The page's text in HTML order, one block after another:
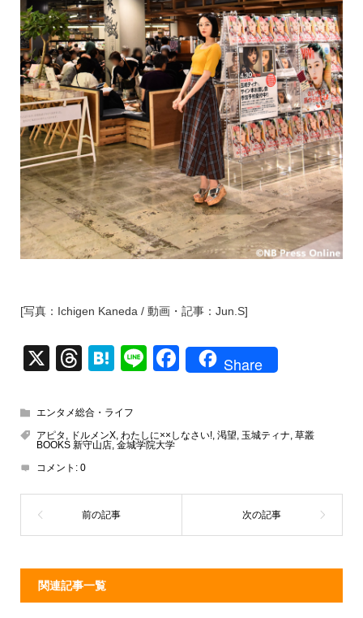
[写真：Ichigen Kaneda / 動画・記事：Jun.S]
X
T
e
a
d
s
H
e
n
Li
F
e
o
k
Share
エンタメ総合・ライフ
アピタ , ドルメンX, わたしに××しなさい!, 渇望, 玉城ティナ, 草叢
BOOKS 新守山店, 金城学院大学
コメント: 0
関連記事一覧